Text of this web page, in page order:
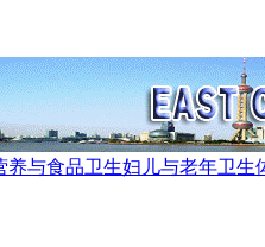
养与食品卫生妇儿与老年卫生